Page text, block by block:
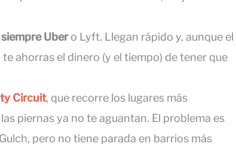
Ubero Lyft. Llegan rápido y, aunque el
ahorras el dinero (y el tiempo) de tener que
Circuit, que recorre los lugares más
piernas ya no te aguantan. El problema es
pero no tiene parada en barrios más